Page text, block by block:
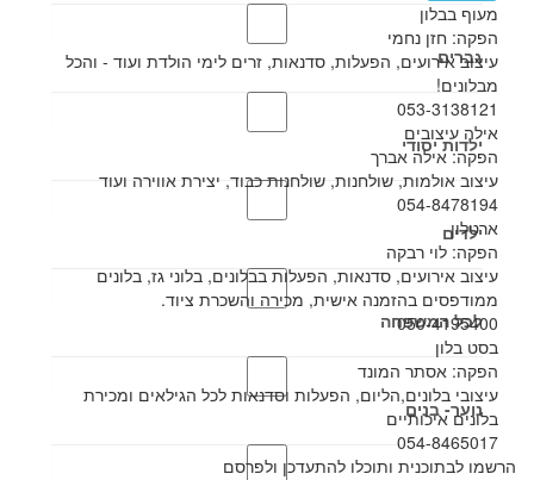
גברים
ילדות יסודי
ילדים
לכל המשפחה
נוער- בנים
מעוף בבלון
הפקה: חזן נחמי
עיצוב אירועים, הפעלות, סדנאות, זרים לימי הולדת ועוד - והכל
מבלונים!
053-3138121
אילה עיצובים
הפקה: אילה אברך
עיצוב אולמות, שולחנות, שולחנות כבוד, יצירת אווירה ועוד
054-8478194
ארטלון
הפקה: לוי רבקה
עיצוב אירועים, סדנאות, הפעלות בבלונים, בלוני גז, בלונים
ממודפסים בהזמנה אישית, מכירה והשכרת ציוד.
050-4195400
בסט בלון
הפקה: אסתר המונד
עיצובי בלונים,הליום, הפעלות וסדנאות לכל הגילאים ומכירת
בלונים איכותיים
054-8465017
הרשמו לבתוכנית ותוכלו להתעדכן ולפרסם